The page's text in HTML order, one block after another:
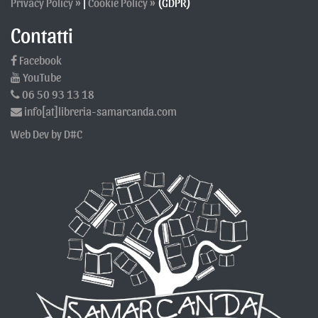
Difesa in giudizio
I Dati Personali dell’Utente possono essere utilizzati da
parte del Titolare in giudizio o nelle fasi preparatorie alla
nell'utilizzo di questa Applicazione o dei Servizi connessi da
parte dell’Utente.
L’Utente dichiara di essere consapevole che il Titolare
autorità pubbliche.
Su richiesta dell’Utente, in aggiunta alle informazioni
contenute in questa privacy policy, questa Applicazione
potrebbe fornire all'Utente delle informative aggiuntive e
contestuali riguardanti Servizi specifici, o la raccolta ed il
trattamento di Dati Personali.
Log di sistema e manutenzione
Per necessità legate al funzionamento ed alla
manutenzione, questa Applicazione e gli eventuali servizi
terzi da essa utilizzati potrebbero raccogliere log di
sistema, ossia file che registrano le interazioni e che
Contatti
Facebook
YouTube
06 50 93 13 18
info[at]libreria-samarcanda.com
Web Dev by D#C